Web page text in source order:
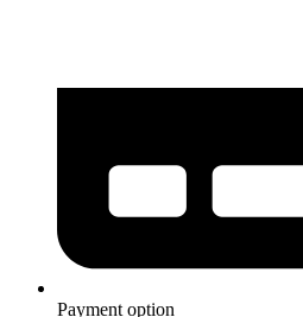
Payment option